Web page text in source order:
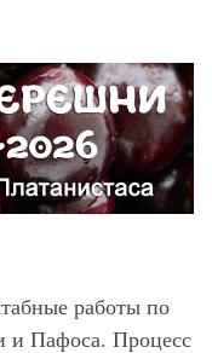
работы по
и Пафоса. Процесс